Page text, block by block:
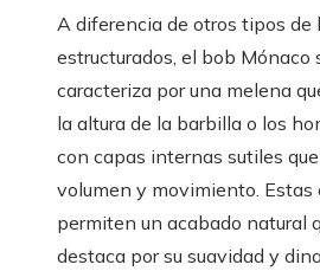
A diferencia de otros tipos de
estructurados, el bob Mónaco
caracteriza por una melena
la altura de la barbilla o los
con capas internas sutiles
volumen y movimiento. Estas
permiten un acabado natural
destaca por su suavidad y